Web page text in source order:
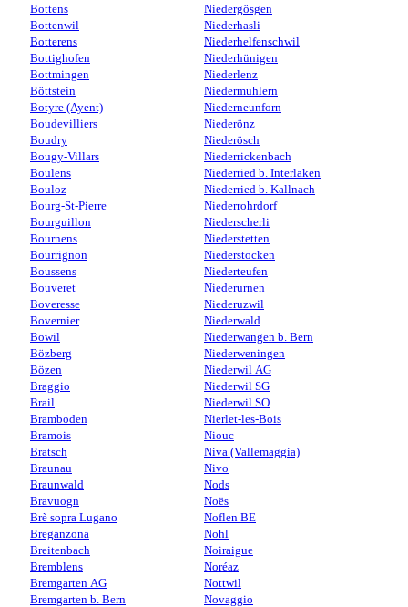
Bottens
Bottenwil
Botterens
Bottighofen
Bottmingen
Böttstein
Botyre (Ayent)
Boudevilliers
Boudry
Bougy-Villars
Boulens
Bouloz
Bourg-St-Pierre
Bourguillon
Bournens
Bourrignon
Boussens
Bouveret
Boveresse
Bovernier
Bowil
Bözberg
Bözen
Braggio
Brail
Bramboden
Bramois
Bratsch
Braunau
Braunwald
Bravuogn
Brè sopra Lugano
Breganzona
Breitenbach
Bremblens
Bremgarten AG
Bremgarten b. Bern
Niedergösgen
Niederhasli
Niederhelfenschwil
Niederhünigen
Niederlenz
Niedermuhlern
Niederneunforn
Niederönz
Niederösch
Niederrickenbach
Niederried b. Interlaken
Niederried b. Kallnach
Niederrohrdorf
Niederscherli
Niederstetten
Niederstocken
Niederteufen
Niederurnen
Niederuzwil
Niederwald
Niederwangen b. Bern
Niederweningen
Niederwil AG
Niederwil SG
Niederwil SO
Nierlet-les-Bois
Niouc
Niva (Vallemaggia)
Nivo
Nods
Noës
Noflen BE
Nohl
Noiraigue
Noréaz
Nottwil
Novaggio